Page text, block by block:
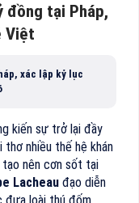
tại Pháp,
Việt
xác lập kỷ lục
kiến sự trở lại đầy
nhiều thế hệ khán
tạo nên cơn sốt tại
Lacheau đạo diễn